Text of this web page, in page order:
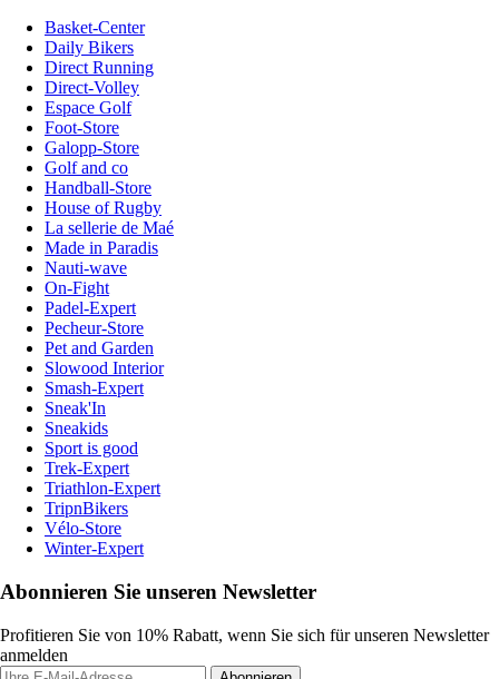
Basket-Center
Daily Bikers
Direct Running
Direct-Volley
Espace Golf
Foot-Store
Galopp-Store
Golf and co
Handball-Store
House of Rugby
La sellerie de Maé
Made in Paradis
Nauti-wave
On-Fight
Padel-Expert
Pecheur-Store
Pet and Garden
Slowood Interior
Smash-Expert
Sneak'In
Sneakids
Sport is good
Trek-Expert
Triathlon-Expert
TripnBikers
Vélo-Store
Winter-Expert
Abonnieren Sie unseren Newsletter
Profitieren Sie von 10% Rabatt, wenn Sie sich für unseren Newsletter
anmelden